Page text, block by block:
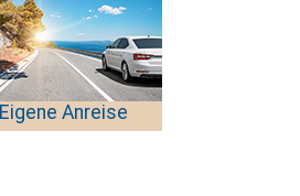
Eigene Anreise